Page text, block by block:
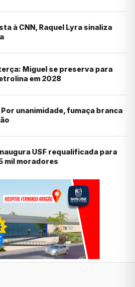
à CNN, Raquel Lyra sinaliza
Miguel se preserva para
em 2028
unanimidade, fumaça branca
USF requalificada para
mil moradores